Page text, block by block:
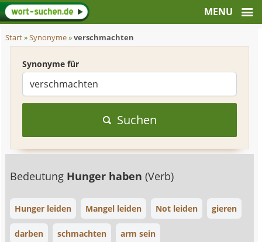
Start»Synonyme»verschmachten
Synonyme für
Suchen
Bedeutung Hunger haben(Verb)
Hunger leiden Mangel leiden Not leiden gieren
darben schmachten arm sein